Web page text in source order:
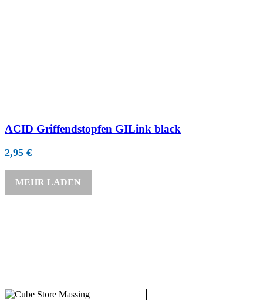
ACID Griffendstopfen GILink black
2,95 €
MEHR LADEN